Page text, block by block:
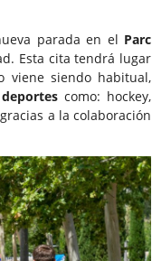
parada en el Parc
Esta cita tendrá lugar
viene siendo habitual,
como: hockey,
a la colaboración